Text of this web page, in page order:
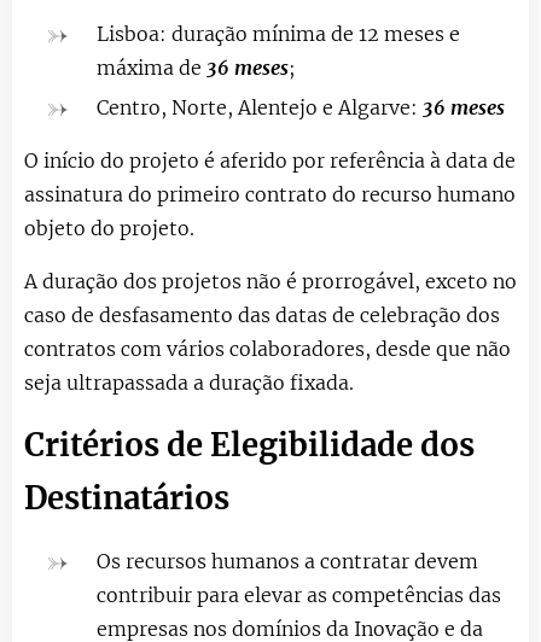
Lisboa: duração mínima de 12 meses e
máxima de 36 meses;
Centro, Norte, Alentejo e Algarve: 36 meses
O início do projeto é aferido por referência à data de
assinatura do primeiro contrato do recurso humano
objeto do projeto.
A duração dos projetos não é prorrogável, exceto no
caso de desfasamento das datas de celebração dos
contratos com vários colaboradores, desde que não
seja ultrapassada a duração fixada.
Critérios de Elegibilidade dos
Destinatários
Os recursos humanos a contratar devem
contribuir para elevar as competências das
empresas nos domínios da Inovação e da